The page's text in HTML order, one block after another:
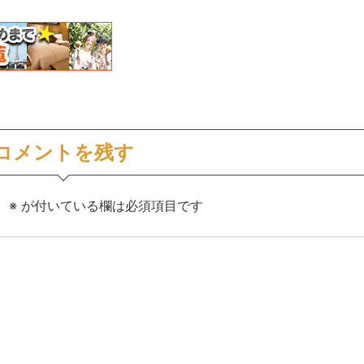
メントを残す
※ が付いている欄は必須項目です